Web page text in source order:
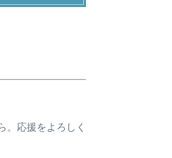
。応援をよろしく